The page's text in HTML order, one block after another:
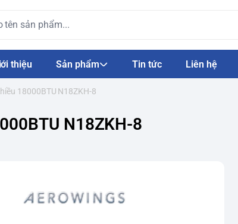
thiệu Sản phẩm Tin tức Liên hệ
18000BTU N18ZKH-8
N18ZKH-8